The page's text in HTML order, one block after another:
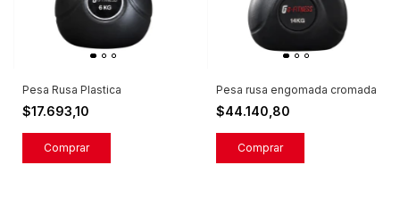
Pesa Rusa Plastica
$17.693,10
Comprar
Pesa rusa engomada cromada
$44.140,80
Comprar